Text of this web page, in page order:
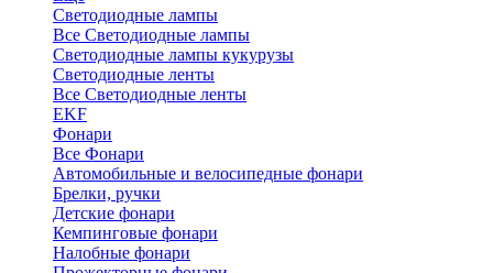
Светодиодные лампы
Все Светодиодные лампы
Светодиодные лампы кукурузы
Светодиодные ленты
Все Светодиодные ленты
EKF
Фонари
Все Фонари
Автомобильные и велосипедные фонари
Брелки, ручки
Детские фонари
Кемпинговые фонари
Налобные фонари